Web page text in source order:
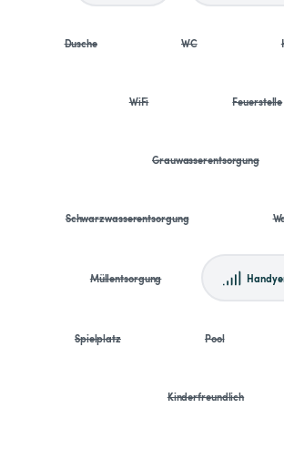
Dusche WC
WiFi Feuerstelle
Grauwasserentsorgung
Schwarzwasserentsorgung
Müllentsorgung
Spielplatz Pool
Kinderfreundlich